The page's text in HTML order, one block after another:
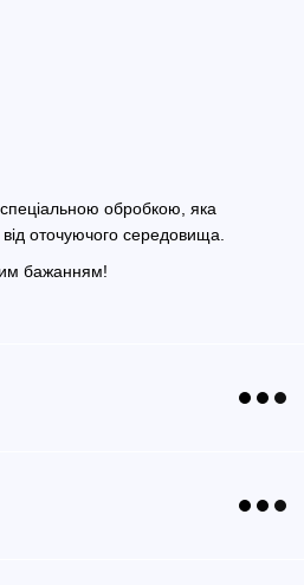
спеціальною обробкою, яка
від оточуючого середовища.
бажанням!